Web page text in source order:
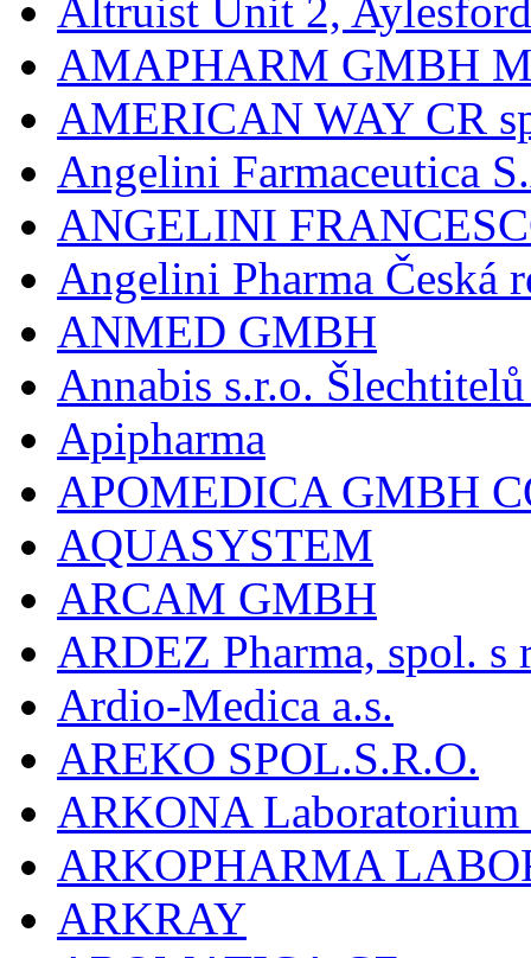
Altruist Unit 2, Aylesford
AMAPHARM GMBH
AMERICAN WAY CR
Angelini Farmaceutica
ANGELINI
Angelini Pharma Česká
ANMED GMBH
Annabis s.r.o.
Apipharma
APOMEDICA GMBH
AQUASYSTEM
ARCAM GMBH
ARDEZ Pharma, spol. s
Ardio-Medica a.s.
AREKO SPOL.S.R.O.
ARKONA
ARKOPHARMA
ARKRAY